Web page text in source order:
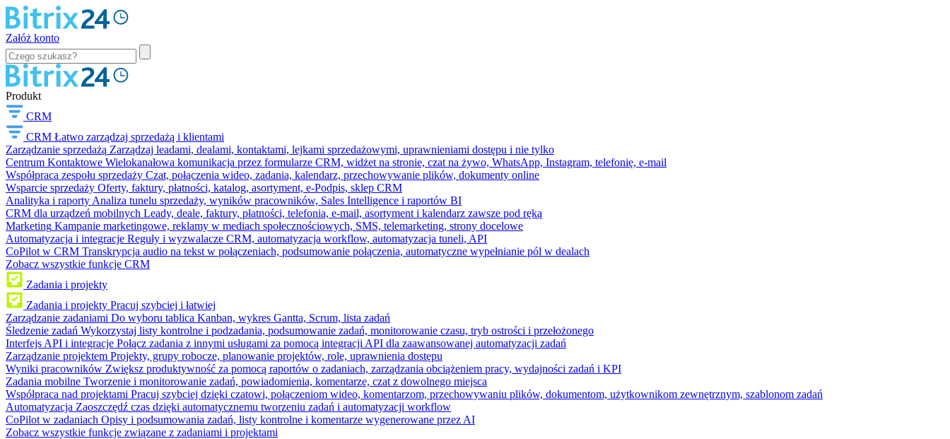
Załóż konto
Produkt
CRM
CRM Łatwo zarządzaj sprzedażą i klientami
Zarządzanie sprzedażą Zarządzaj leadami, dealami, kontaktami, lejkami sprzedażowymi, uprawnieniami dostępu i nie tylko
Centrum Kontaktowe Wielokanałowa komunikacja przez formularze CRM, widżet na stronie, czat na żywo, WhatsApp, Instagram, telefonię, e-mail
Współpraca zespołu sprzedaży Czat, połączenia wideo, zadania, kalendarz, przechowywanie plików, dokumenty online
Wsparcie sprzedaży Oferty, faktury, płatności, katalog, asortyment, e-Podpis, sklep CRM
Analityka i raporty Analiza tunelu sprzedaży, wyników pracowników, Sales Intelligence i raportów BI
CRM dla urządzeń mobilnych Leady, deale, faktury, płatności, telefonia, e-mail, asortyment i kalendarz zawsze pod ręką
Marketing Kampanie marketingowe, reklamy w mediach społecznościowych, SMS, telemarketing, strony docelowe
Automatyzacja i integracje Reguły i wyzwalacze CRM, automatyzacja workflow, automatyzacja tuneli, API
CoPilot w CRM Transkrypcja audio na tekst w połączeniach, podsumowanie połączenia, automatyczne wypełnianie pól w dealach
Zobacz wszystkie funkcje CRM
Zadania i projekty
Zadania i projekty Pracuj szybciej i łatwiej
Zarządzanie zadaniami Do wyboru tablica Kanban, wykres Gantta, Scrum, lista zadań
Śledzenie zadań Wykorzystaj listy kontrolne i podzadania, podsumowanie zadań, monitorowanie czasu, tryb ostrości i przełożonego
Interfejs API i integracje Połącz zadania z innymi usługami za pomocą integracji API dla zaawansowanej automatyzacji zadań
Zarządzanie projektem Projekty, grupy robocze, planowanie projektów, role, uprawnienia dostępu
Wyniki pracowników Zwiększ produktywność za pomocą raportów o zadaniach, zarządzania obciążeniem pracy, wydajności zadań i KPI
Zadania mobilne Tworzenie i monitorowanie zadań, powiadomienia, komentarze, czat z dowolnego miejsca
Współpraca nad projektami Pracuj szybciej dzięki czatowi, połączeniom wideo, komentarzom, przechowywaniu plików, dokumentom, użytkownikom zewnętrznym, szablonom zadań
Automatyzacja Zaoszczędź czas dzięki automatycznemu tworzeniu zadań i automatyzacji workflow
CoPilot w zadaniach Opisy i podsumowania zadań, listy kontrolne i komentarze wygenerowane przez AI
Zobacz wszystkie funkcje związane z zadaniami i projektami